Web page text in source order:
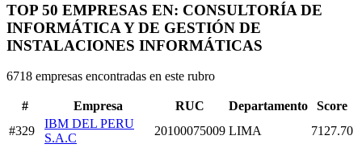
TOP 50 EMPRESAS EN: CONSULTORÍA DE
INFORMÁTICA Y DE GESTIÓN DE
INSTALACIONES INFORMÁTICAS
6718 empresas encontradas en este rubro
# Empresa RUC Departamento
Score
#329
IBM DEL PERU
S.A.C
20100075009 LIMA 7127.70